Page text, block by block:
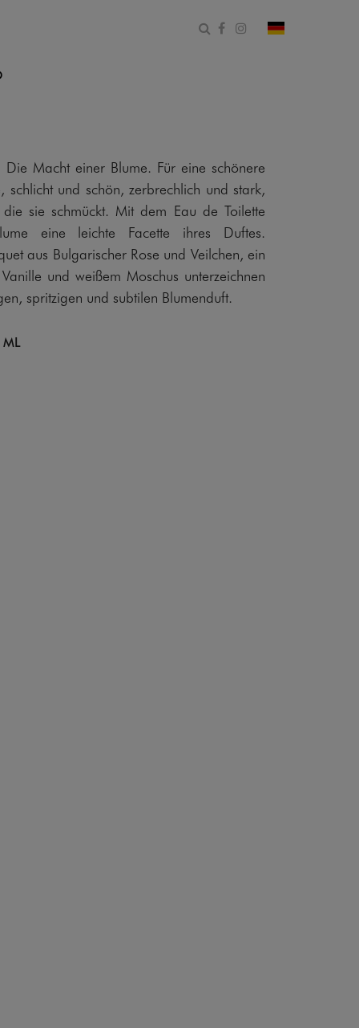
Suchformular öffnen
Facebook
Instagram
Land und
Die Macht einer Blume. Für eine schönere
schlicht und schön, zerbrechlich und stark,
sie schmückt. Mit dem Eau de Toilette
eine leichte Facette ihres Duftes.
aus Bulgarischer Rose und Veilchen, ein
und weißem Moschus unterzeichnen
spritzigen und subtilen Blumenduft.